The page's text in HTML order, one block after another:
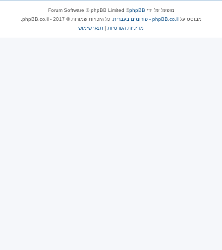
מופעל על ידי phpBB
® Forum Software © phpBB Limited
מבוסס עלphpBB.co.il - פורומים בעברית
. כל הזכויות שמורות © 2017 - phpBB.co.il.
מדיניות הפרטיות | תנאי שימוש